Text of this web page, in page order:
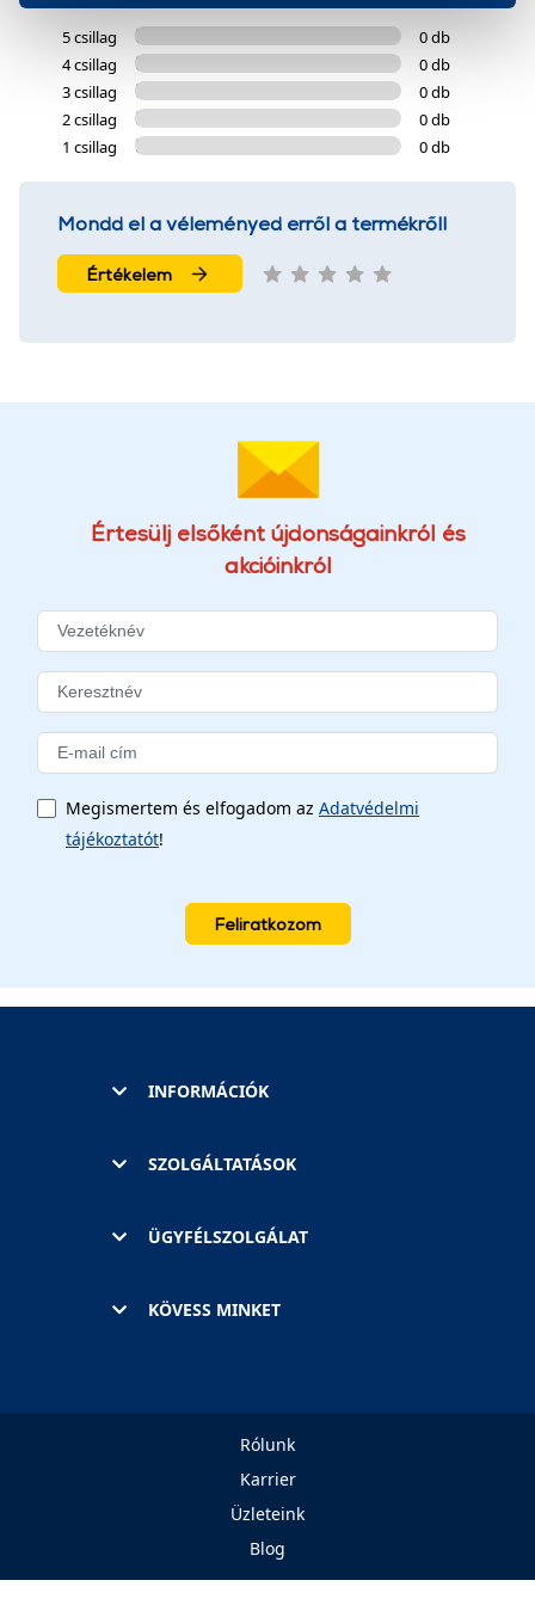
cookie-k személyazonosítására nem alkalmasak,
szolgáltatásaink biztosításához szükségesek. Az oldal
használatával Ön elfogadja a cookie-k használatát.
További információk:ÁSZFésAdatvédelem
5 csillag
0 db
4 csillag
0 db
3 csillag
0 db
2 csillag
0 db
1 csillag
0 db
Mondd el a véleményed erről a termékről!
Értékelem
Értesülj elsőként újdonságainkról és
akcióinkról
Megismertem és elfogadom az Adatvédelmi
tájékoztatót!
Feliratkozom
INFORMÁCIÓK
SZOLGÁLTATÁSOK
ÜGYFÉLSZOLGÁLAT
KÖVESS MINKET
Rólunk
Karrier
Üzleteink
Blog